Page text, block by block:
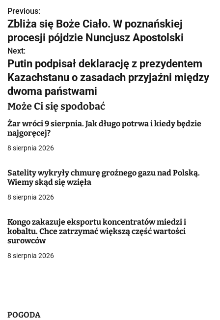
N
a
w
i
g
a
c
j
w
p
i
s
u
Previous:
Zbliża się Boże Ciało. W poznańskiej
procesji pójdzie Nuncjusz Apostolski
Next:
Putin podpisał deklarację z prezydentem
Kazachstanu o zasadach przyjaźni między
dwoma państwami
Może Ci się spodobać
Żar wróci 9 sierpnia. Jak długo potrwa i kiedy będzie
najgoręcej?
8 sierpnia 2026
Satelity wykryły chmurę groźnego gazu nad Polską.
Wiemy skąd się wzięła
8 sierpnia 2026
Kongo zakazuje eksportu koncentratów miedzi i
kobaltu. Chce zatrzymać większą część wartości
surowców
8 sierpnia 2026
POGODA